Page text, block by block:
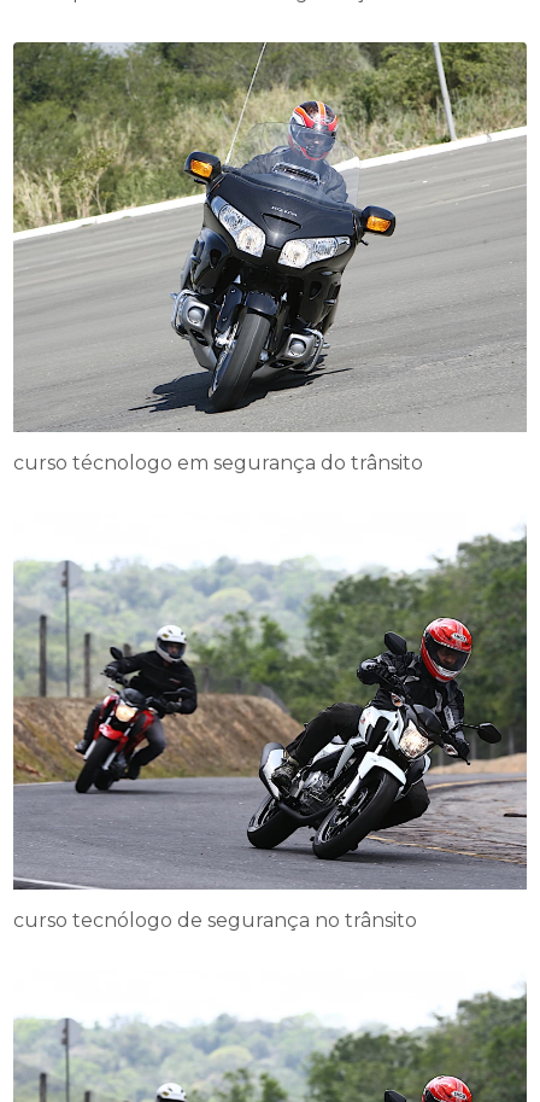
curso técnologo em segurança do trânsito
curso tecnólogo de segurança no trânsito